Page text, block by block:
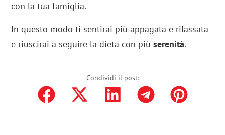
con la tua famiglia.
In questo modo ti sentirai più appagata e rilassata
e riuscirai a seguire la dieta con piùserenità.
Condividi il post: